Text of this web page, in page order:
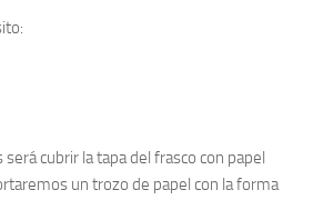
cubrir la tapa del frasco con papel
un trozo de papel con la forma